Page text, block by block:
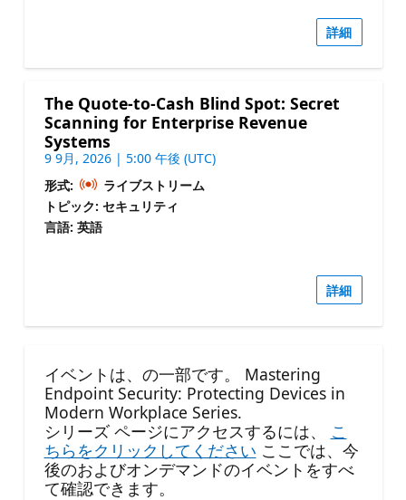
詳細
The Quote-to-Cash Blind Spot: Secret
Scanning for Enterprise Revenue
Systems
9 9月, 2026 | 5:00 午後 (UTC)
形式:
ライブストリーム
トピック: セキュリティ
言語: 英語
詳細
イベントは、の一部です。 Mastering
Endpoint Security: Protecting Devices in
Modern Workplace Series.
シリーズ ページにアクセスするには、
こ
ちらをクリックしてください ここでは、今
後のおよびオンデマンドのイベントをすべ
て確認できます。